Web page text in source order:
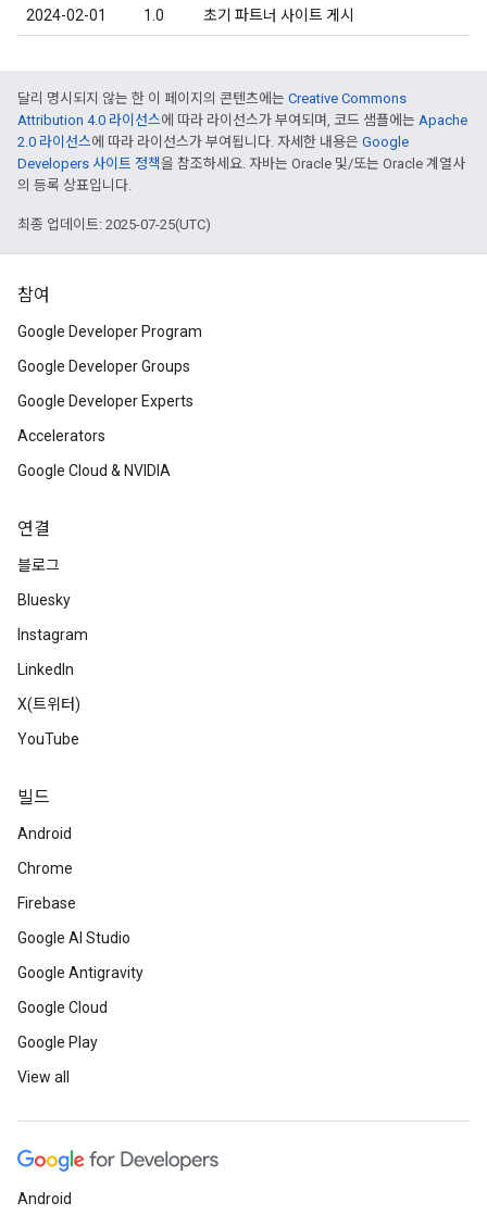
2024-02-01 1.0 초기 파트너 사이트 게시
달리 명시되지 않는 한 이 페이지의 콘텐츠에는 Creative Commons
Attribution 4.0 라이선스에 따라 라이선스가 부여되며, 코드 샘플에는 Apache
2.0 라이선스에 따라 라이선스가 부여됩니다. 자세한 내용은 Google
Developers 사이트 정책을 참조하세요. 자바는 Oracle 및/또는 Oracle 계열사
의 등록 상표입니다.
최종 업데이트: 2025-07-25(UTC)
참여
Google Developer Program
Google Developer Groups
Google Developer Experts
Accelerators
Google Cloud & NVIDIA
연결
블로그
Bluesky
Instagram
LinkedIn
X(트위터)
YouTube
빌드
Android
Chrome
Firebase
Google AI Studio
Google Antigravity
Google Cloud
Google Play
View all
Android